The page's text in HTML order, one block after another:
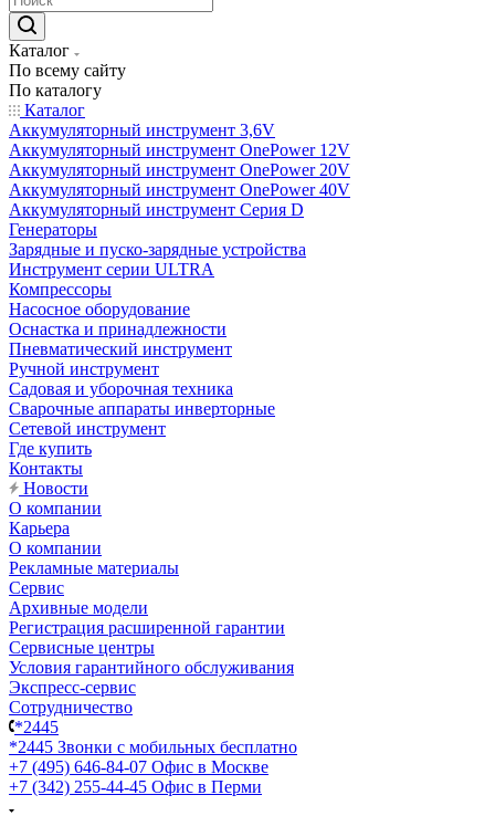
Каталог
По всему сайту
По каталогу
Каталог
Аккумуляторный инструмент 3,6V
Аккумуляторный инструмент OnePower 12V
Аккумуляторный инструмент OnePower 20V
Аккумуляторный инструмент OnePower 40V
Аккумуляторный инструмент Серия D
Генераторы
Зарядные и пуско-зарядные устройства
Инструмент серии ULTRA
Компрессоры
Насосное оборудование
Оснастка и принадлежности
Пневматический инструмент
Ручной инструмент
Садовая и уборочная техника
Сварочные аппараты инверторные
Сетевой инструмент
Где купить
Контакты
Новости
О компании
Карьера
О компании
Рекламные материалы
Сервис
Архивные модели
Регистрация расширенной гарантии
Сервисные центры
Условия гарантийного обслуживания
Экспресс-сервис
Сотрудничество
*2445
*2445 Звонки с мобильных бесплатно
+7 (495) 646-84-07 Офис в Москве
+7 (342) 255-44-45 Офис в Перми